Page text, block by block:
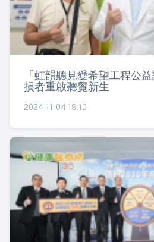
「虹韻聽見愛希望工程公
損者重啟聽覺新生
2024-11-04 19:10